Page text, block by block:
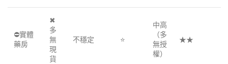
⛔實體
藥房
✖
多
無
現
貨
不穩定 ⭐
中高
（多
無授
權）
★★